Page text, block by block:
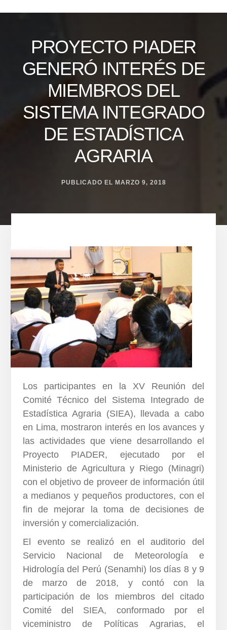
PROYECTO PIADER
GENERÓ INTERÉS DE
MIEMBROS DEL
SISTEMA INTEGRADO
DE ESTADÍSTICA
AGRARIA
PUBLICADO EL MARZO 9, 2018
Los participantes en la XV Reunión del
Comité Técnico del Sistema Integrado de
Estadística Agraria (SIEA), llevada a cabo
en Lima, mostraron interés en los avances y
las actividades que viene desarrollando el
Proyecto PIADER, ejecutado por el
Ministerio de Agricultura y Riego (Minagri)
con el objetivo de proveer de información útil
a medianos y pequeños productores, con el
fin de mejorar la toma de decisiones de
inversión y comercialización.
El evento se realizó en el auditorio del
Servicio Nacional de Meteorología e
Hidrología del Perú (Senamhi) los días 8 y 9
de marzo de 2018, y contó con la
participación de los miembros del citado
Comité del SIEA, conformado por el
viceministro de Políticas Agrarias, el